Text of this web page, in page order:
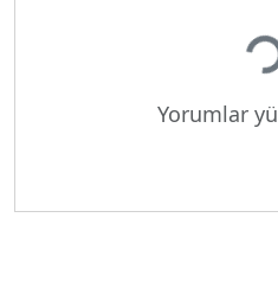
Yorumlar